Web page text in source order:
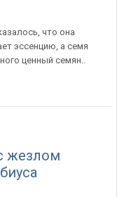
что она
эссенцию, а семя
ценный семян..
жезлом